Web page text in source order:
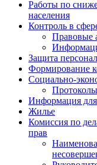
Работы по
населения
Контроль в
Правовые
Защита
Формирование
Социально-
Информация
Жилье
Комиссия по
прав